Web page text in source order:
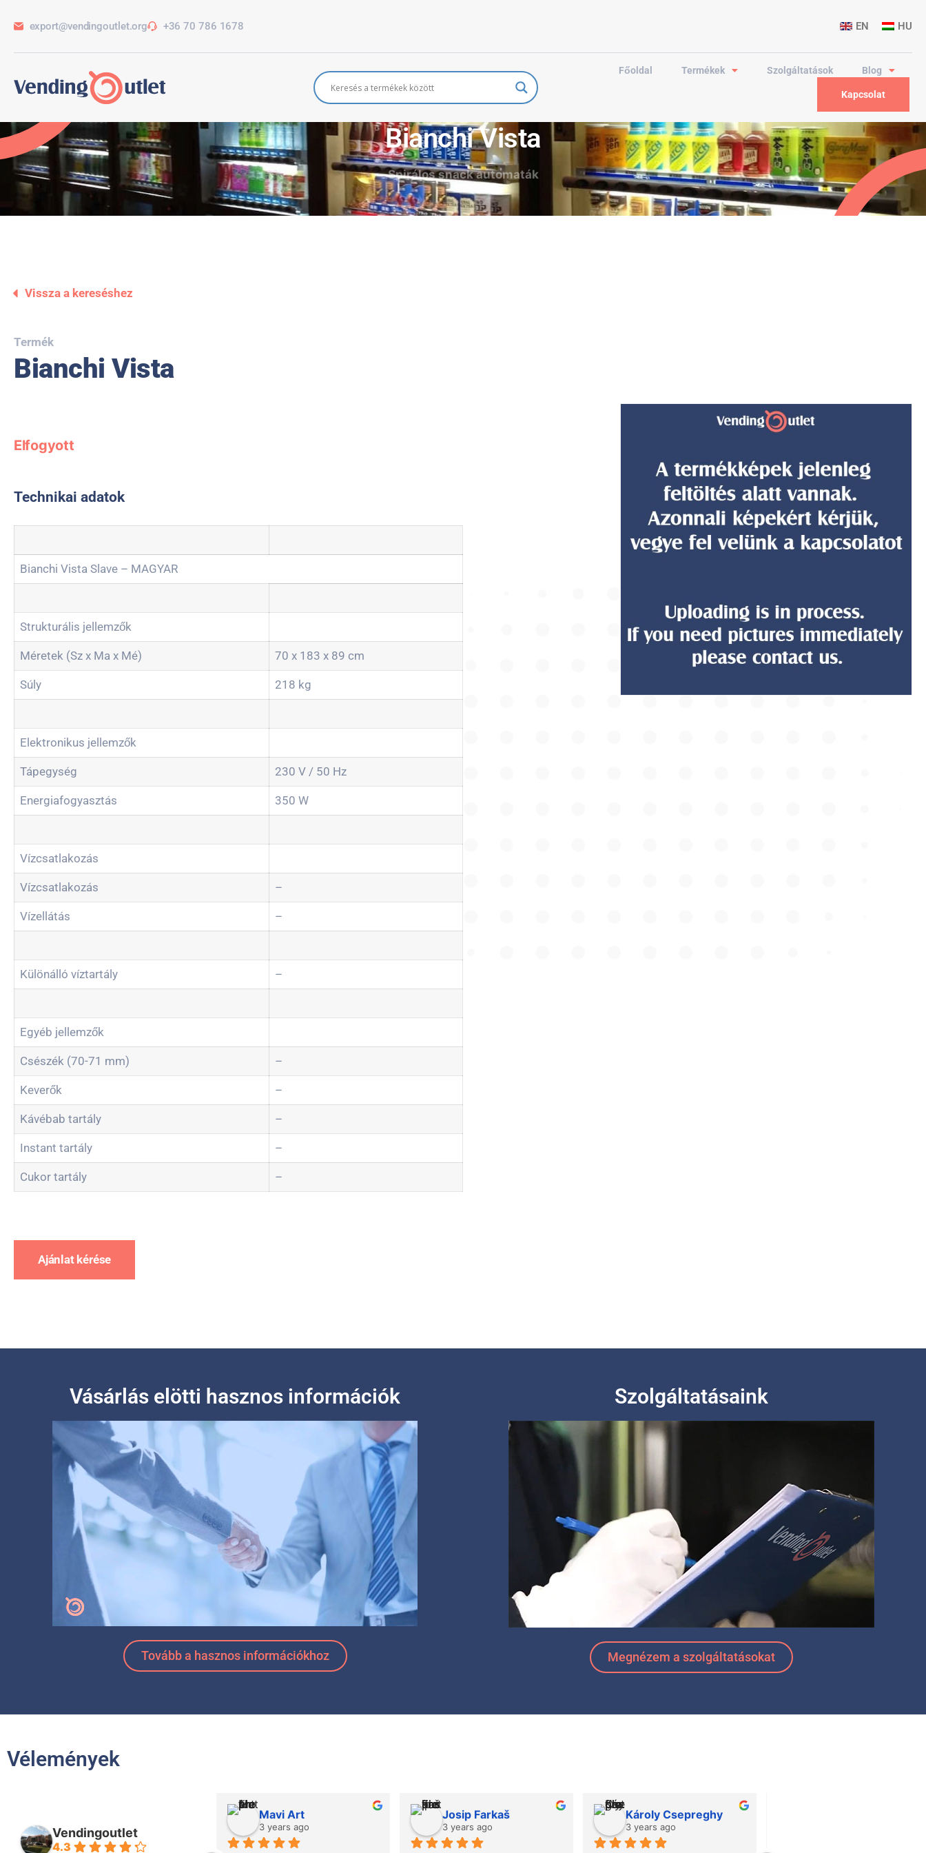
export@vendingoutlet.org +36 70 786 1678 EN HU
Főoldal Termékek Szolgáltatások Blog
Kapcsolat
Bianchi Vista
Spirálos snack automaták
Vissza a kereséshez
Termék
Bianchi Vista
Elfogyott
Technikai adatok
Bianchi Vista Slave – MAGYAR
Strukturális jellemzők
Méretek (Sz x Ma x Mé) 70 x 183 x 89 cm
Súly 218 kg
Elektronikus jellemzők
Tápegység 230 V / 50 Hz
Energiafogyasztás 350 W
Vízcsatlakozás
Vízcsatlakozás –
Vízellátás –
Különálló víztartály –
Egyéb jellemzők
Csészék (70-71 mm) –
Keverők –
Kávébab tartály –
Instant tartály –
Cukor tartály –
Ajánlat kérése
Vásárlás elötti hasznos információk
Tovább a hasznos információkhoz
Szolgáltatásaink
Megnézem a szolgáltatásokat
Vélemények
Vendingoutlet
4.3
Josip Farkaš Károly Csepreghy Csaba Geosits